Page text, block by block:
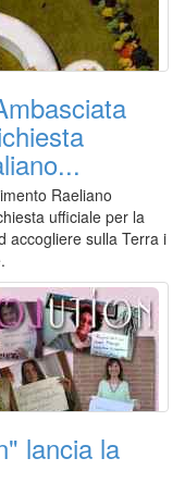
Raeliano
ufficiale per la
accogliere sulla Terra i
lancia la